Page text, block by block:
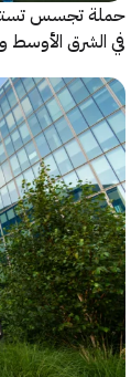
تجسس تستخدم
الأوسط